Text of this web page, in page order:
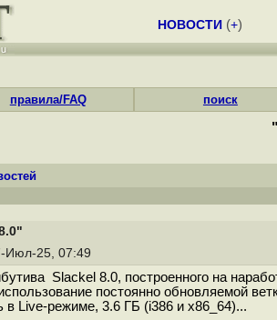
НОВОСТИ (+)
правила/FAQ поиск
Июл-25, 07:49
Slackel 8.0, построенного на
постоянно обновляемой
в Live-режиме, 3.6 ГБ (i386 и x86_64)...